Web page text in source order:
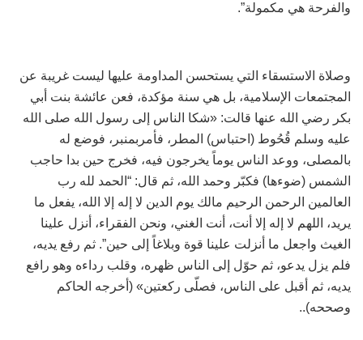
والفرحة هي مكمولة”.
وصلاة الاستسقاء التي يستحسن المداومة عليها ليست غريبة عن
المجتمعات الإسلامية، بل هي سنة مؤكدة، فعن عائشة بنت أبي
بكر رضي الله عنها قالت: «شكا الناس إلى رسول الله صلى الله
عليه وسلم قُحُوط (احتباس) المطر، فأمربمنبر، فوضع له
بالمصلى، ووعد الناس يوماً يخرجون فيه، فخرج حين بدا حاجب
الشمس (ضوءها) فكبّر وحمد الله، ثم قال: “الحمد لله رب
العالمين الرحمن الرحيم مالك يوم الدين لا إله إلا الله، يفعل ما
يريد، اللهم لا إله إلا أنت، أنت الغني، ونحن الفقراء، أنزل علينا
الغيث واجعل ما أنزلت علينا قوة وبلاغاً إلى حين”. ثم رفع يديه،
فلم يزل يدعو، ثم حوّل إلى الناس ظهره، وقلب رداءه وهو رافع
يديه، ثم أقبل على الناس، فصلّى ركعتين» (أخرجه الحاكم
وصححه)..